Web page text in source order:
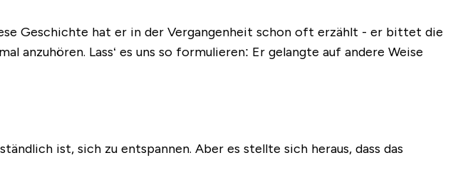
Geschichte hat er in der Vergangenheit schon oft erzählt - er bittet die
anzuhören. Lass‘ es uns so formulieren: Er gelangte auf andere Weise
ist, sich zu entspannen. Aber es stellte sich heraus, dass das